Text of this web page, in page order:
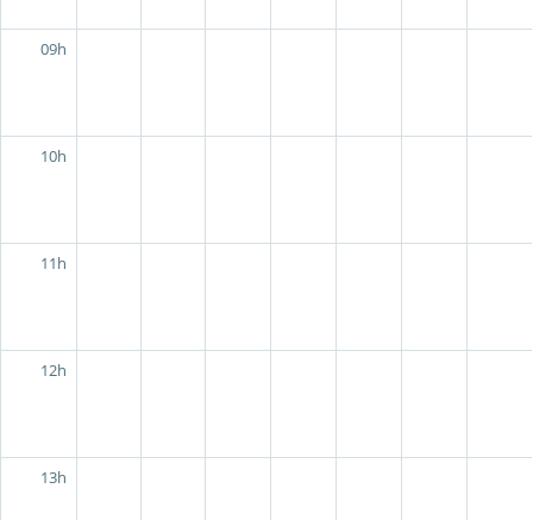
09h
10h
11h
12h
13h